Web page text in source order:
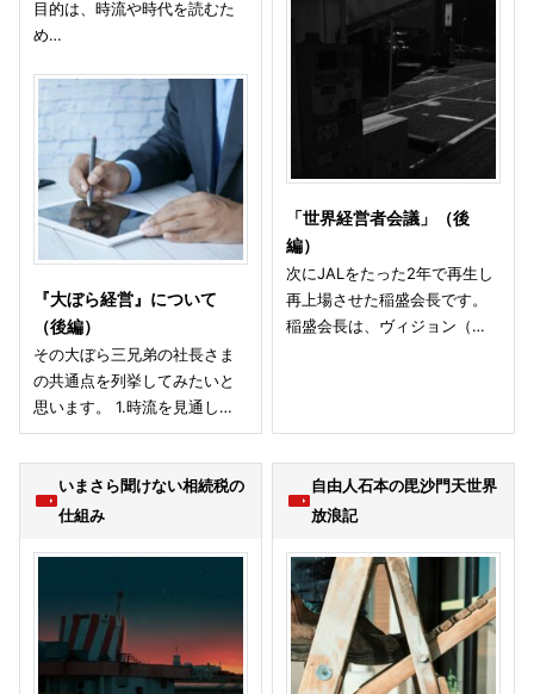
目的は、時流や時代を読むた
め…
『大ぼら経営』について
（後編）
その大ぼら三兄弟の社長さま
の共通点を列挙してみたいと
思います。 1.時流を見通し…
「世界経営者会議」（後
編）
次にJALをたった2年で再生し
再上場させた稲盛会長です。
稲盛会長は、ヴィジョン（…
いまさら聞けない相続税の
仕組み
自由人石本の毘沙門天世界
放浪記